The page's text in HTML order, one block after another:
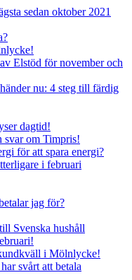
sedan oktober 2021
Elstöd för november och
nu: 4 steg till färdig
dagtid!
svar om Timpris!
för att spara energi?
i februari
jag för?
Svenska hushåll
i Mölnlycke!
svårt att betala